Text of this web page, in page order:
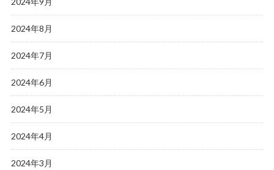
2024年8月
2024年7月
2024年6月
2024年5月
2024年4月
2024年3月